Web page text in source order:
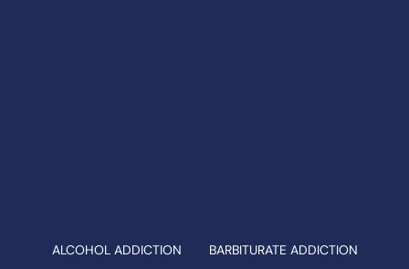
ALCOHOL ADDICTION BARBITURATE ADDICTION